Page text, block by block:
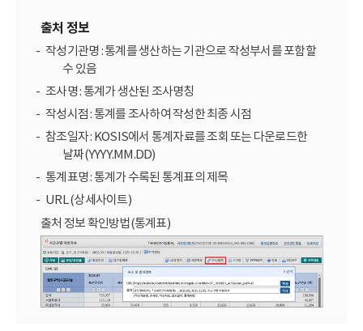
출처 정보
작성기관명 : 통계를 생산하는 기관으로 작성부서를 포함할
수 있음
조사명 : 통계가 생산된 조사명칭
작성시점 : 통계를 조사하여 작성한 최종 시점
참조일자 : KOSIS에서 통계자료를 조회 또는 다운로드한
날짜(YYYY.MM.DD)
통계표명 : 통계가 수록된 통계표의 제목
URL (상세사이트)
출처 정보 확인방법(통계표)